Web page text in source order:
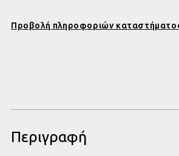
SKY
-
SKY
-
Προβολή πληροφοριών
Περιγραφή